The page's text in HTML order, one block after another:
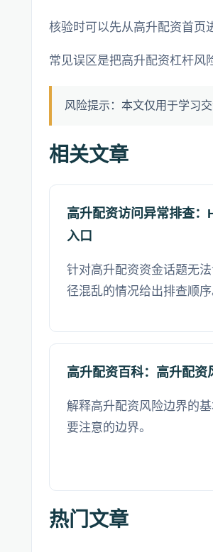
核验时可以先从高升配资首页
常见误区是把高升配资杠杆风
风险提示：本文仅用于学习
相关文章
高升配资访问异常排查：
入口
针对高升配资资金话题无
径混乱的情况给出排查顺序
高升配资百科：高升配资
解释高升配资风险边界的
要注意的边界。
热门文章